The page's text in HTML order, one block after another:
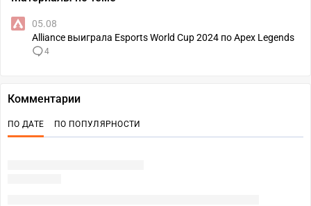
05.08
Alliance выиграла Esports World Cup 2024 по Apex Legends
4
Комментарии
ПО ДАТЕ ПО ПОПУЛЯРНОСТИ